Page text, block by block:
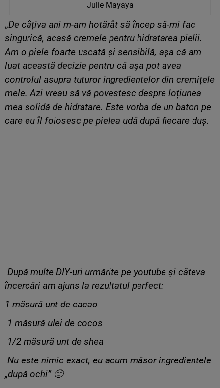
Julie Mayaya
„De câțiva ani m-am hotărât să încep să-mi fac
singurică, acasă cremele pentru hidratarea pielii.
Am o piele foarte uscată și sensibilă, așa că am
luat această decizie pentru că așa pot avea
controlul asupra tuturor ingredientelor din cremițele
mele. Azi vreau să vă povestesc despre loțiunea
mea solidă de hidratare. Este vorba de un baton pe
care eu îl folosesc pe pielea udă după fiecare duș.
După multe DIY-uri urmărite pe youtube și câteva
încercări am ajuns la rezultatul perfect:
1 măsură unt de cacao
1 măsură ulei de cocos
1/2 măsură unt de shea
Nu este nimic exact, eu acum măsor ingredientele
„după ochi” 🙂